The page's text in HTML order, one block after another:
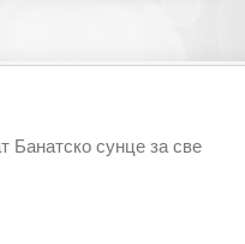
Банатско сунце за све